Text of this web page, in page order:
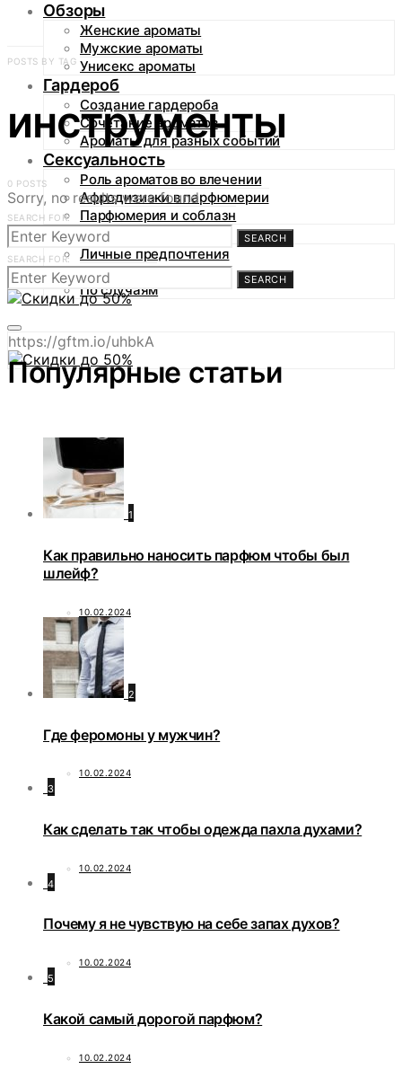
Обзоры
Женские ароматы
Мужские ароматы
Унисекс ароматы
Гардероб
Создание гардероба
Сочетание ароматов
Ароматы для разных событий
Сексуальность
Роль ароматов во влечении
Афродизиаки в парфюмерии
Парфюмерия и соблазн
Аромагид
Личные предпочтения
По сезонам
По случаям
https://gftm.io/uhbkA
POSTS BY TAG
инструменты
0 POSTS
Sorry, no results were found.
SEARCH FOR:
SEARCH
SEARCH FOR:
SEARCH
Популярные статьи
1
Как правильно наносить парфюм чтобы был
шлейф?
10.02.2024
2
Где феромоны у мужчин?
10.02.2024
3
Как сделать так чтобы одежда пахла духами?
10.02.2024
4
Почему я не чувствую на себе запах духов?
10.02.2024
5
Какой самый дорогой парфюм?
10.02.2024